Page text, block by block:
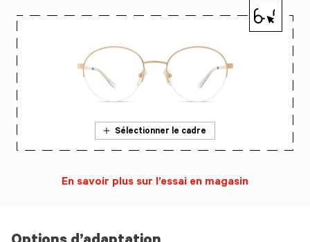
Sélectionner le cadre
En savoir plus sur l’essai en magasin